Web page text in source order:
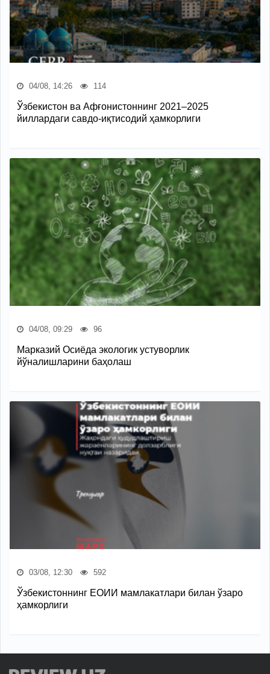
04/08, 14:26 114
Ўзбекистон ва Афғонистоннинг 2021–2025
йиллардаги савдо-иқтисодий ҳамкорлиги
04/08, 09:29 96
Марказий Осиёда экологик устуворлик
йўналишларини баҳолаш
03/08, 12:30 592
Ўзбекистоннинг ЕОИИ мамлакатлари билан ўзаро
ҳамкорлиги